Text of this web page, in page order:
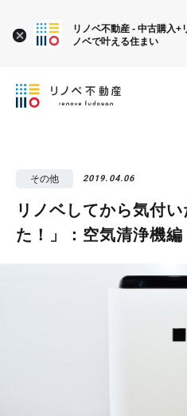
その他 2019.04.06
リノベしてから気付
た！」：空気清浄機編
リノベ不動産 - 中古購入+
ノベで叶える住まい